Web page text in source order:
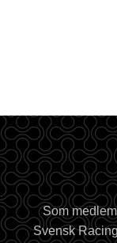
Som
Svensk